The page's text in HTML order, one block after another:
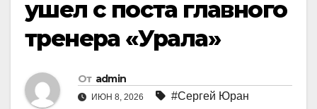
ушел с поста главного
тренера «Урала»
От admin
ИЮН 8, 2026 #Сергей Юран